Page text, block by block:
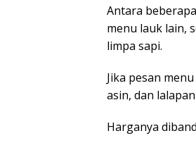
Antara
menu lauk lain,
limpa sapi.
Jika pesan
asin, dan
Harganya